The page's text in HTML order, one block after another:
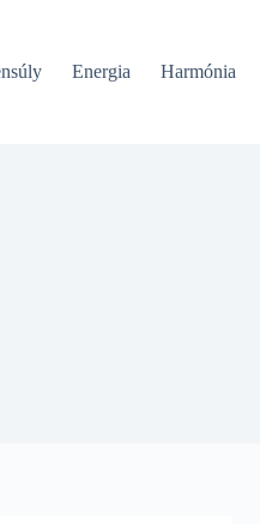
Energia Harmónia